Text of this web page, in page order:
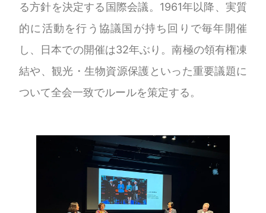
る方針を決定する国際会議。1961年以降、実質
的に活動を行う協議国が持ち回りで毎年開催
し、日本での開催は32年ぶり。南極の領有権凍
結や、観光・生物資源保護といった重要議題に
ついて全会一致でルールを策定する。